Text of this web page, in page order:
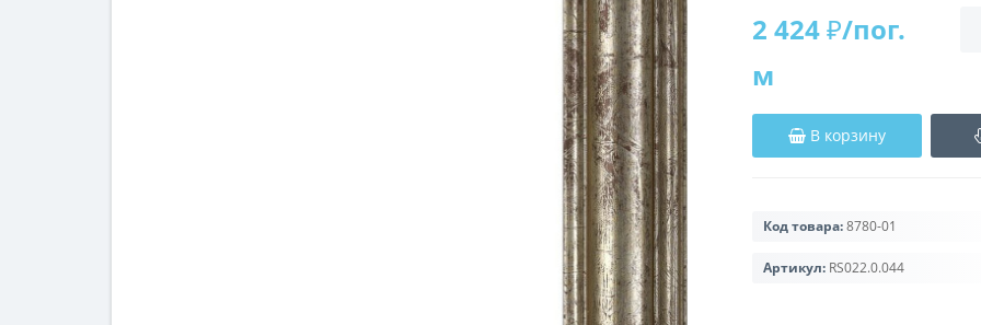
2 424 ₽/пог.
м
В корзину
Код товара:8780-01
Артикул: RS022.0.044